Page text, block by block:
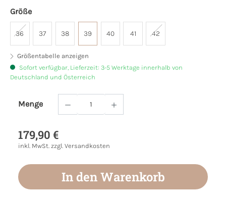
Größe
36 37 38 39 40 41 42
Größentabelle anzeigen
Sofort verfügbar, Lieferzeit: 3-5 Werktage innerhalb von
Deutschland und Österreich
Menge
Produkt Anzahl: Gib den gewünschten
179,90 €
inkl. MwSt. zzgl. Versandkosten
In den Warenkorb